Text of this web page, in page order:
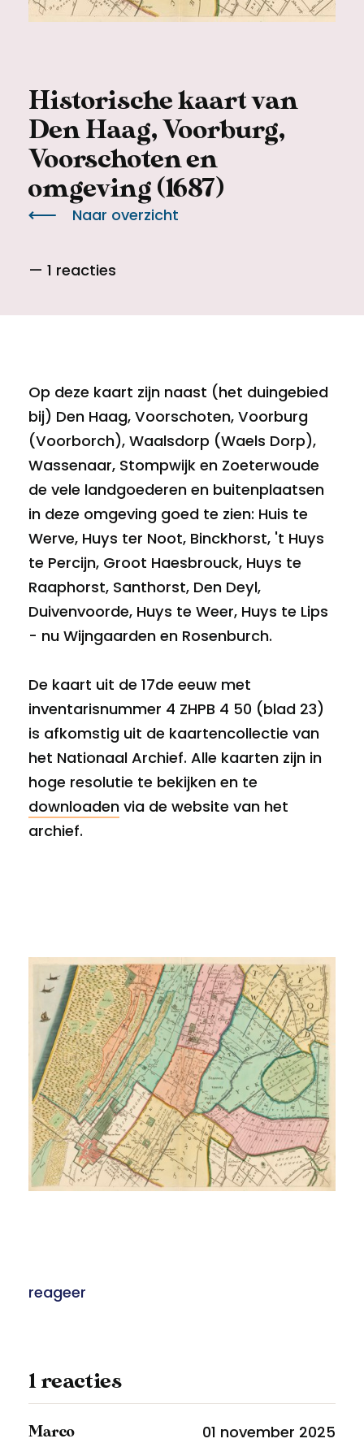
Voorwaarden
Historische kaart van
Den Haag, Voorburg,
Voorschoten en
omgeving (1687)
Naar overzicht
— 1 reacties
Op deze kaart zijn naast (het duingebied
bij) Den Haag, Voorschoten, Voorburg
(Voorborch), Waalsdorp (Waels Dorp),
Wassenaar, Stompwijk en Zoeterwoude
de vele landgoederen en buitenplaatsen
in deze omgeving goed te zien: Huis te
Werve, Huys ter Noot, Binckhorst, 't Huys
te Percijn, Groot Haesbrouck, Huys te
Raaphorst, Santhorst, Den Deyl,
Duivenvoorde, Huys te Weer, Huys te Lips
- nu Wijngaarden en Rosenburch.
De kaart uit de 17de eeuw met
inventarisnummer 4 ZHPB 4 50 (blad 23)
is afkomstig uit de kaartencollectie van
het Nationaal Archief. Alle kaarten zijn in
hoge resolutie te bekijken en te
downloaden via de website van het
archief.
reageer
1 reacties
Marco 01 november 2025